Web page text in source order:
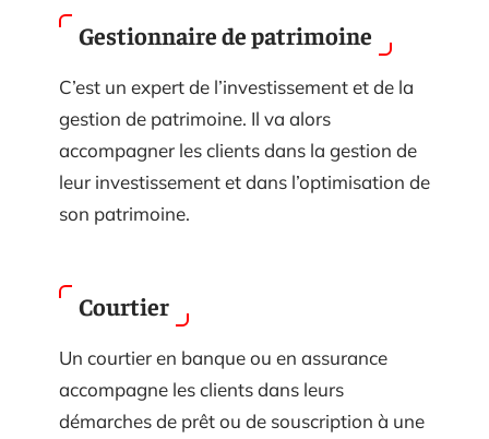
Gestionnaire de patrimoine
C’est un expert de l’investissement et de la
gestion de patrimoine. Il va alors
accompagner les clients dans la gestion de
leur investissement et dans l’optimisation de
son patrimoine.
Courtier
Un courtier en banque ou en assurance
accompagne les clients dans leurs
démarches de prêt ou de souscription à une